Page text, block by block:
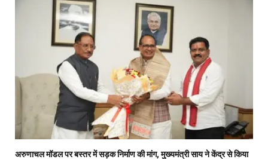
अरुणाचल मॉडल पर बस्तर में सड़क निर्माण की मांग, मुख्यमंत्री साय ने केंद्र से किया